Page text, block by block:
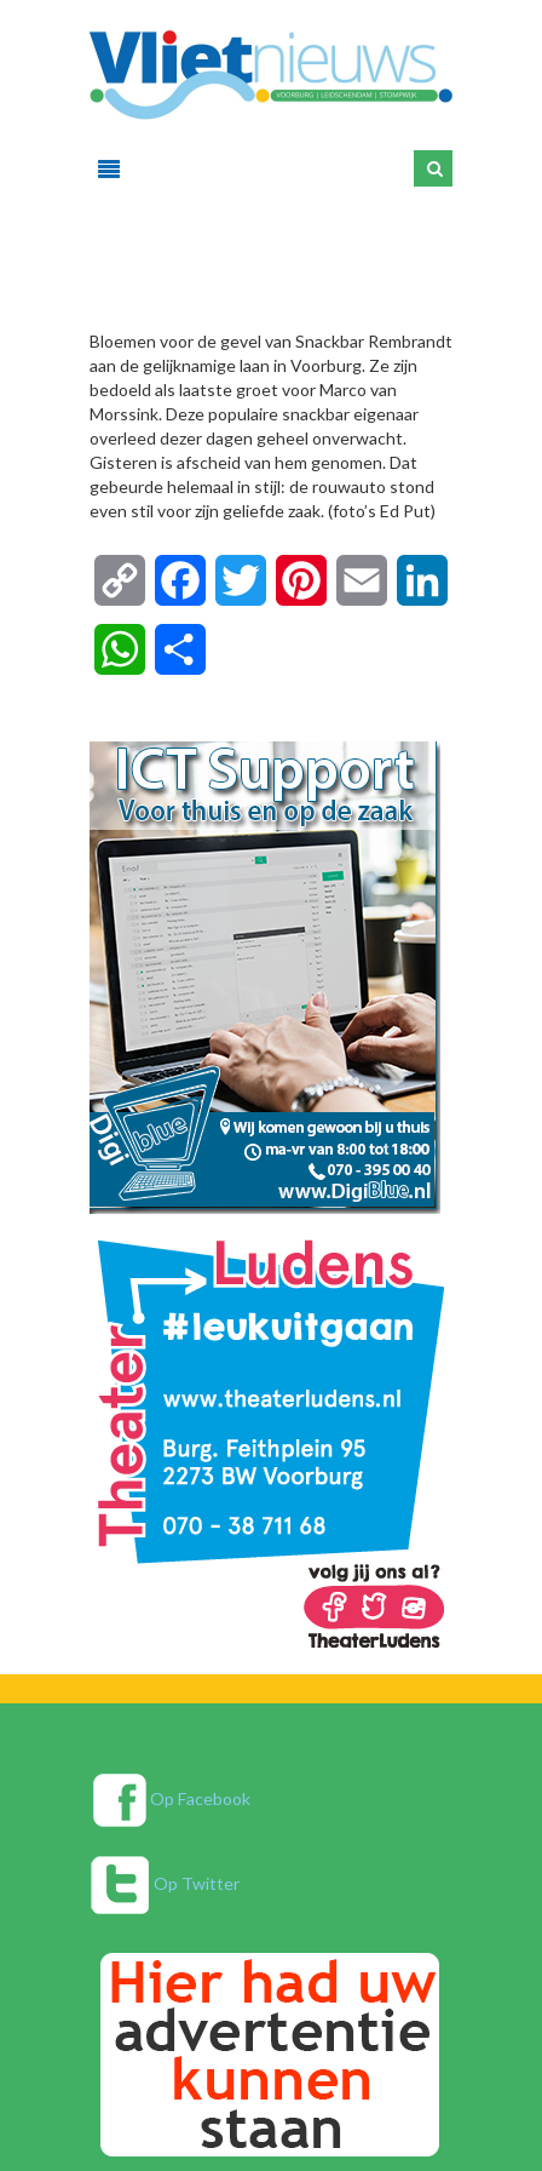
Bloemen voor de gevel van Snackbar Rembrandt
aan de gelijknamige laan in Voorburg. Ze zijn
bedoeld als laatste groet voor Marco van
Morssink. Deze populaire snackbar eigenaar
overleed dezer dagen geheel onverwacht.
Gisteren is afscheid van hem genomen. Dat
gebeurde helemaal in stijl: de rouwauto stond
even stil voor zijn geliefde zaak. (foto’s Ed Put)
Copy
Link
FacebookTwitter Pinterest Email
WhatsApp
Op Facebook
Op Twitter